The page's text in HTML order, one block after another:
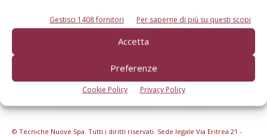
Gestisci 1408 fornitori Per saperne di più su questi scopi
Accetta
Preferenze
Cookie Policy Privacy Policy
© Tecniche Nuove Spa. Tutti i diritti riservati. Sede legale Via Eritrea 21 -